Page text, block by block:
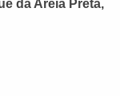
da Areia Preta,